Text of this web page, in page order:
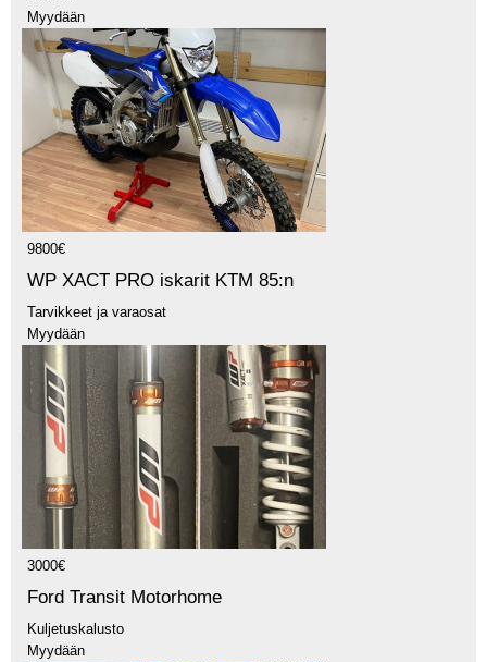
Myydään
9800€
WP XACT PRO iskarit KTM 85:n
Tarvikkeet ja varaosat
Myydään
3000€
Ford Transit Motorhome
Kuljetuskalusto
Myydään